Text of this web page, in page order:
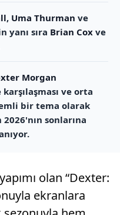
, Uma Thurman ve
yanı sıra Brian Cox ve
Morgan
ve orta
bir tema olarak
sonlarına
olan “Dexter:
ekranlara